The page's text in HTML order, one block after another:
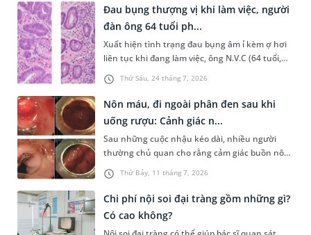
Thứ Sáu, 24 tháng 7, 2026
Đau bụng thượng vị khi làm việc, người
đàn ông 64 tuổi ph...
Xuất hiện tình trạng đau bụng âm ỉ kèm ợ hơi
liên tục khi đang làm việc, ông N.V.C (64 tuổi,
Hà Nội) đến bệnh viện thăm khám và bất ngờ
phát hiện khối u dạ dày tiền ung thư tiến triển
nghiêm trọng. Ca bệnh đòi hỏi sự phối hợp chặt
chẽ giữa hai chuyên khoa do bệnh nhân có tiền
sử đặt stent mạch vành và phải dùng thuốc
chống đông mỗi ngày.
Thứ Bảy, 11 tháng 7, 2026
Nôn máu, đi ngoài phân đen sau khi
uống rượu: Cảnh giác n...
Sau những cuộc nhậu kéo dài, nhiều người
thường chủ quan cho rằng cảm giác buồn nôn,
nôn mửa chỉ là phản ứng đào thải chất độc
thông thường của cơ thể. Tuy nhiên, tình
trạng nôn quá dữ dội có thể làm tăng áp lực đột
ngột lên hệ tiêu hóa, dẫn đến rách niêm mạc
vùng tâm vị - hay còn gọi là Hội chứng Mallory-
Chi phí nội soi đại tràng gồm những gì?
Có cao không?